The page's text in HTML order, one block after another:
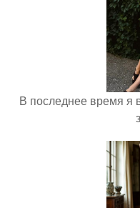
В последнее время я